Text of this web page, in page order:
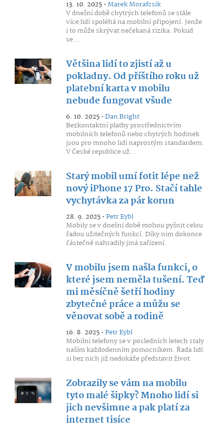
13. 10. 2025 •Marek Morafcsik
V dnešní době chytrých telefonů se stále
více lidí spoléhá na mobilní připojení. Jenže
i to může skrývat nečekaná rizika. Pokud
se...
Většina lidí to zjistí až u
pokladny. Od příštího roku už
platební karta v mobilu
nebude fungovat všude
6. 10. 2025 •Dan Bright
Bezkontaktní platby prostřednictvím
mobilních telefonů nebo chytrých hodinek
jsou pro mnoho lidí naprostým standardem.
V České republice už...
Starý mobil umí fotit lépe než
nový iPhone 17 Pro. Stačí tahle
vychytávka za pár korun
28. 9. 2025 •Petr Eybl
Mobily se v dnešní době mohou pyšnit celou
řadou užitečných funkcí. Díky nim dokonce
částečně nahradily jiná zařízení.
V mobilu jsem našla funkci, o
které jsem neměla tušení. Teď
mi měsíčně šetří hodiny
zbytečné práce a můžu se
věnovat sobě a rodině
16. 8. 2025 •Petr Eybl
Mobilní telefony se v posledních letech staly
naším každodenním pomocníkem. Řada lidí
si bez nich již nedokáže představit život.
Zobrazily se vám na mobilu
tyto malé šipky? Mnoho lidí si
jich nevšimne a pak platí za
internet tisíce